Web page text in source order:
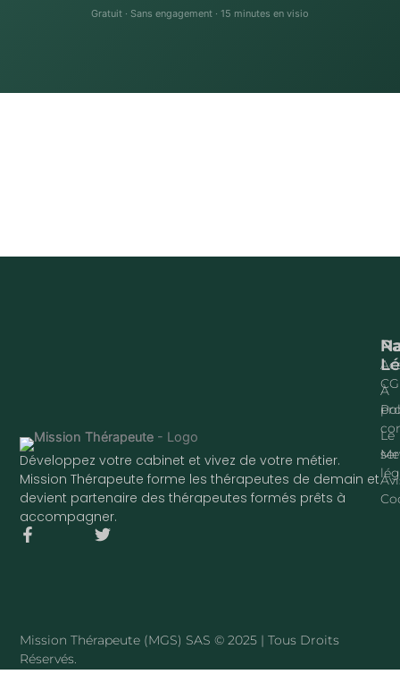
Gratuit · Sans engagement · 15 minutes en visio
Développez votre cabinet et vivez de votre métier.
Mission Thérapeute forme les thérapeutes de demain et
devient partenaire des thérapeutes formés prêts à
accompagner.
F
k
-
T
À
Le
Mission Thérapeute (MGS) SAS © 2025 | Tous Droits
Réservés.